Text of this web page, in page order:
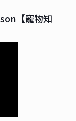
【寵物知